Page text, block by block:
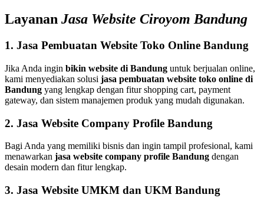
Layanan Jasa Website Ciroyom Bandung
1. Jasa Pembuatan Website Toko Online Bandung
Jika Anda ingin bikin website di Bandung untuk berjualan online,
kami menyediakan solusi jasa pembuatan website toko online di
Bandung yang lengkap dengan fitur shopping cart, payment
gateway, dan sistem manajemen produk yang mudah digunakan.
2. Jasa Website Company Profile Bandung
Bagi Anda yang memiliki bisnis dan ingin tampil profesional, kami
menawarkan jasa website company profile Bandung dengan
desain modern dan fitur lengkap.
3. Jasa Website UMKM dan UKM Bandung